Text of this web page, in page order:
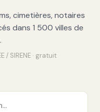
cimetières, notaires
dans 1 500 villes de
/ SIRENE · gratuit